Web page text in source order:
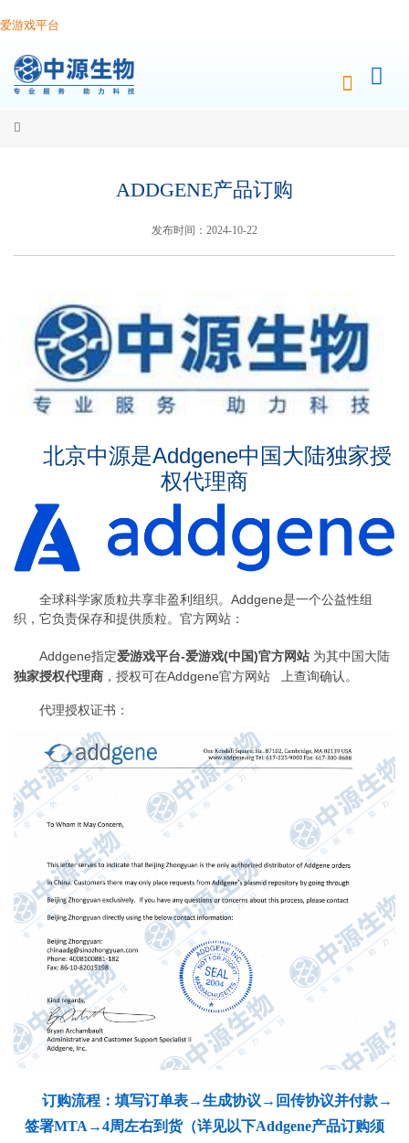
爱游戏平台
ADDGENE产品订购
发布时间：2024-10-22
北京中源是Addgene中国大陆独家授
权代理商
全球科学家质粒共享非盈利组织。Addgene是一个公益性组
织，它负责保存和提供质粒。官方网站：
Addgene指定爱游戏平台-爱游戏(中国)官方网站 为其中国大陆
独家授权代理商 ，授权可在Addgene官方网站 上查询确认。
代理授权证书：
订购流程：填写订单表→生成协议→回传协议并付款→
签署MTA→4周左右到货（详见以下Addgene产品订购须